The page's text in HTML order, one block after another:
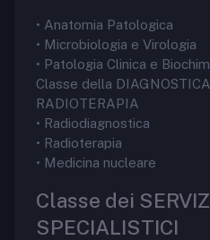
• Anatomia Patologica
• Microbiologia e Virologia
• Patologia Clinica e
Classe della
RADIOTERAPIA
• Radiodiagnostica
• Radioterapia
• Medicina nucleare
Classe dei
SPECIALISTICI